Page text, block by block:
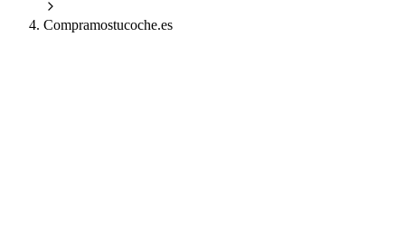
Compramostucoche.es